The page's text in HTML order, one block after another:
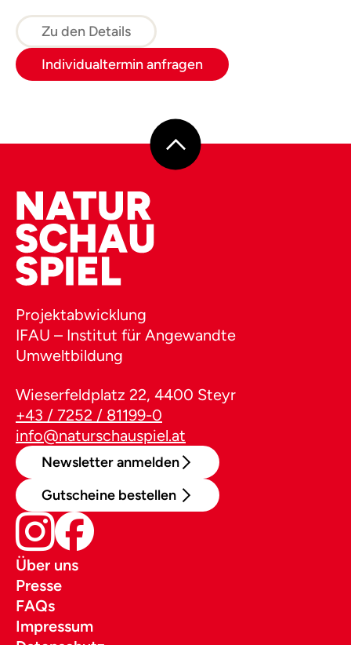
Zu den Details
Individualtermin anfragen
Projektabwicklung
IFAU – Institut für Angewandte
Umweltbildung
Wieserfeldplatz 22, 4400 Steyr
+43 / 7252 / 81199-0
info@naturschauspiel.at
Newsletter anmelden
Gutscheine bestellen
Über uns
Presse
FAQs
Impressum